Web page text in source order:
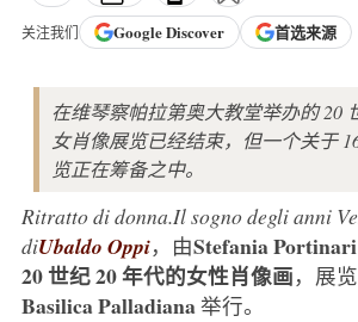
关注我们 GoogleDiscover 首选来源
在维琴察帕拉第奥大教堂举办的 20
女肖像展览已经结束，但一个关于
览正在筹备之中。
Ritratto di donna.Il sogno degli anni
diUbaldo Oppi，由Stefania Portinari
20 世纪 20 年代的女性肖像画，展
Basilica Palladiana举行。